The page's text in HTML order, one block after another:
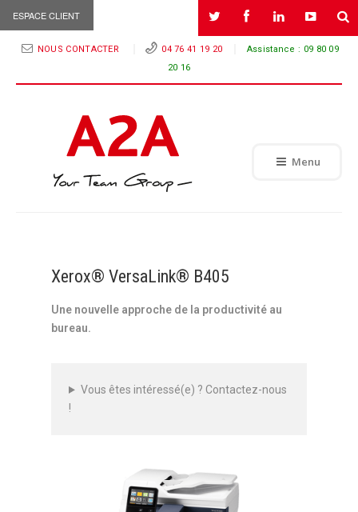
ESPACE CLIENT
NOUS CONTACTER 04 76 41 19 20 Assistance : 09 80 09
20 16
Menu
Xerox® VersaLink® B405
Une nouvelle approche de la productivité au
bureau.
Vous êtes intéressé(e) ? Contactez-nous
!